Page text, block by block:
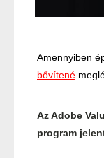
Amennyiben
bővítené
Az Adobe
program